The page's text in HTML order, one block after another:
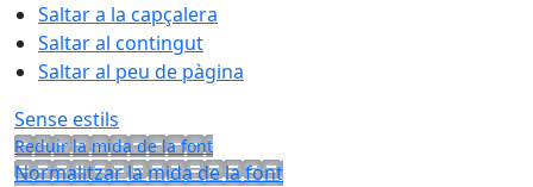
Saltar a la capçalera
Saltar al contingut
Saltar al peu de pàgina
Sense estils
Reduir la mida de la font
Normalitzar la mida de la font